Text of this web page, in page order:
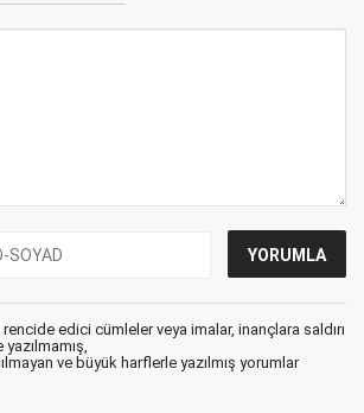
edici cümleler veya imalar, inançlara saldırı
ve büyük harflerle yazılmış yorumlar